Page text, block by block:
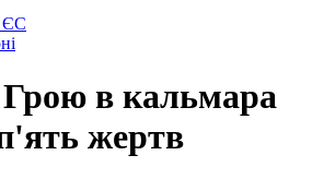
ЄС
Грою в кальмара
жертв